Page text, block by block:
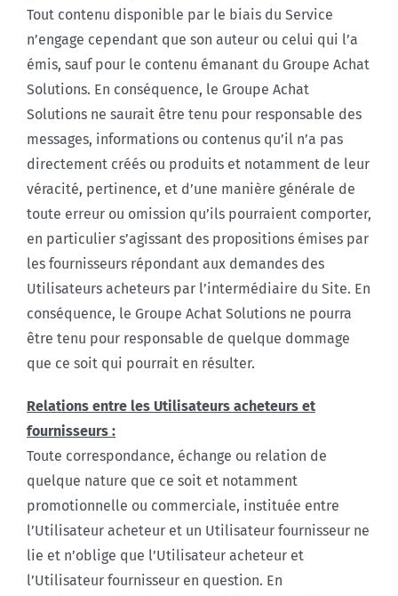
Tout contenu disponible par le biais du Service
n’engage cependant que son auteur ou celui qui l’a
émis, sauf pour le contenu émanant du Groupe Achat
Solutions. En conséquence, le Groupe Achat
Solutions ne saurait être tenu pour responsable des
messages, informations ou contenus qu’il n’a pas
directement créés ou produits et notamment de leur
véracité, pertinence, et d’une manière générale de
toute erreur ou omission qu’ils pourraient comporter,
en particulier s’agissant des propositions émises par
les fournisseurs répondant aux demandes des
Utilisateurs acheteurs par l’intermédiaire du Site. En
conséquence, le Groupe Achat Solutions ne pourra
être tenu pour responsable de quelque dommage
que ce soit qui pourrait en résulter.
Relations entre les Utilisateurs acheteurs et
fournisseurs :
Toute correspondance, échange ou relation de
quelque nature que ce soit et notamment
promotionnelle ou commerciale, instituée entre
l’Utilisateur acheteur et un Utilisateur fournisseur ne
lie et n’oblige que l’Utilisateur acheteur et
l’Utilisateur fournisseur en question. En